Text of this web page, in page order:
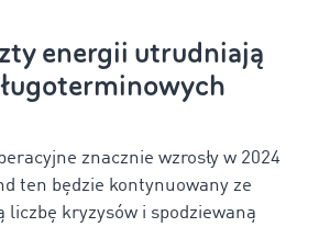
energii utrudniają
znacznie wzrosły w 2024
ten będzie kontynuowany ze
liczbę kryzysów i spodziewaną